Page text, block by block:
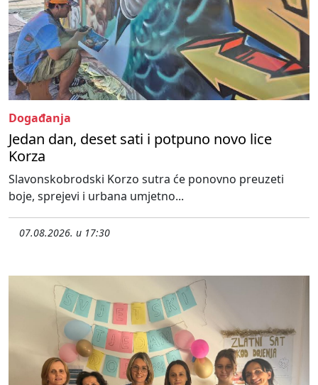
Događanja
Jedan dan, deset sati i potpuno novo lice
Korza
Slavonskobrodski Korzo sutra će ponovno preuzeti
boje, sprejevi i urbana umjetno...
07.08.2026. u 17:30